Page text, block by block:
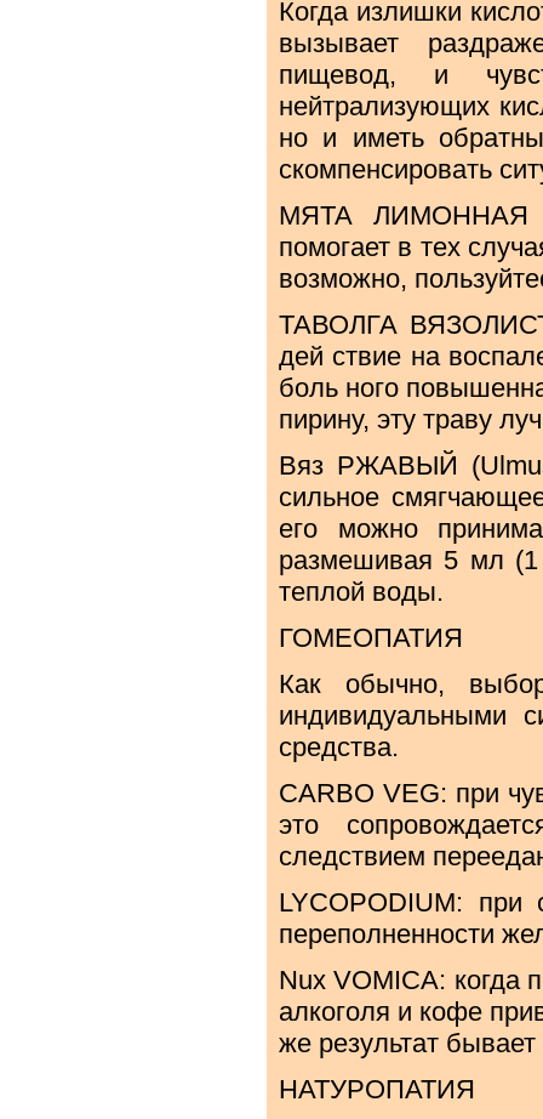
Когда излишки
вызывает
пищевод, и
нейтрализующих
но и иметь
скомпенсировать
МЯТА ЛИМОННАЯ
помогает в тех
возможно,
ТАВОЛГА
дей ствие на
боль ного
пирину, эту траву
Вяз РЖАВЫЙ (Ulmus
сильное
его можно
размешивая 5 мл (1
теплой воды.
ГОМЕОПАТИЯ
Как обычно,
индивидуальными
средства.
CARBO VEG: при
это
следствием
LYCOPODIUM:
переполненности
Nux VOMICA: когда
алкоголя и кофе
же результат
НАТУРОПАТИЯ